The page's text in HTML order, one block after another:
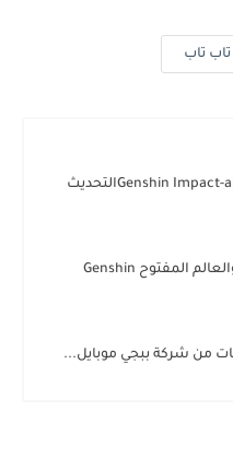
تاب
تحميل لعبة المغامرة ‏Genshin Impact-apk+data ‎التحديث
تحميل لعبة المغامرة والقتال والعالم المفتوح Genshin
من شركة ببجي موبايل...